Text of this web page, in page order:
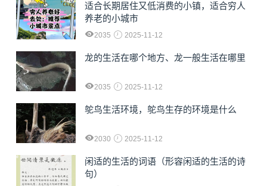
适合长期居住又低消费的小镇，适合穷人
养老的小城市
2035 2025-11-12
龙的生活在哪个地方、龙一般生活在哪里
2035 2025-11-12
鸵鸟生活环境，鸵鸟生存的环境是什么
2030 2025-11-12
闲适的生活的词语（形容闲适的生活的诗
句）